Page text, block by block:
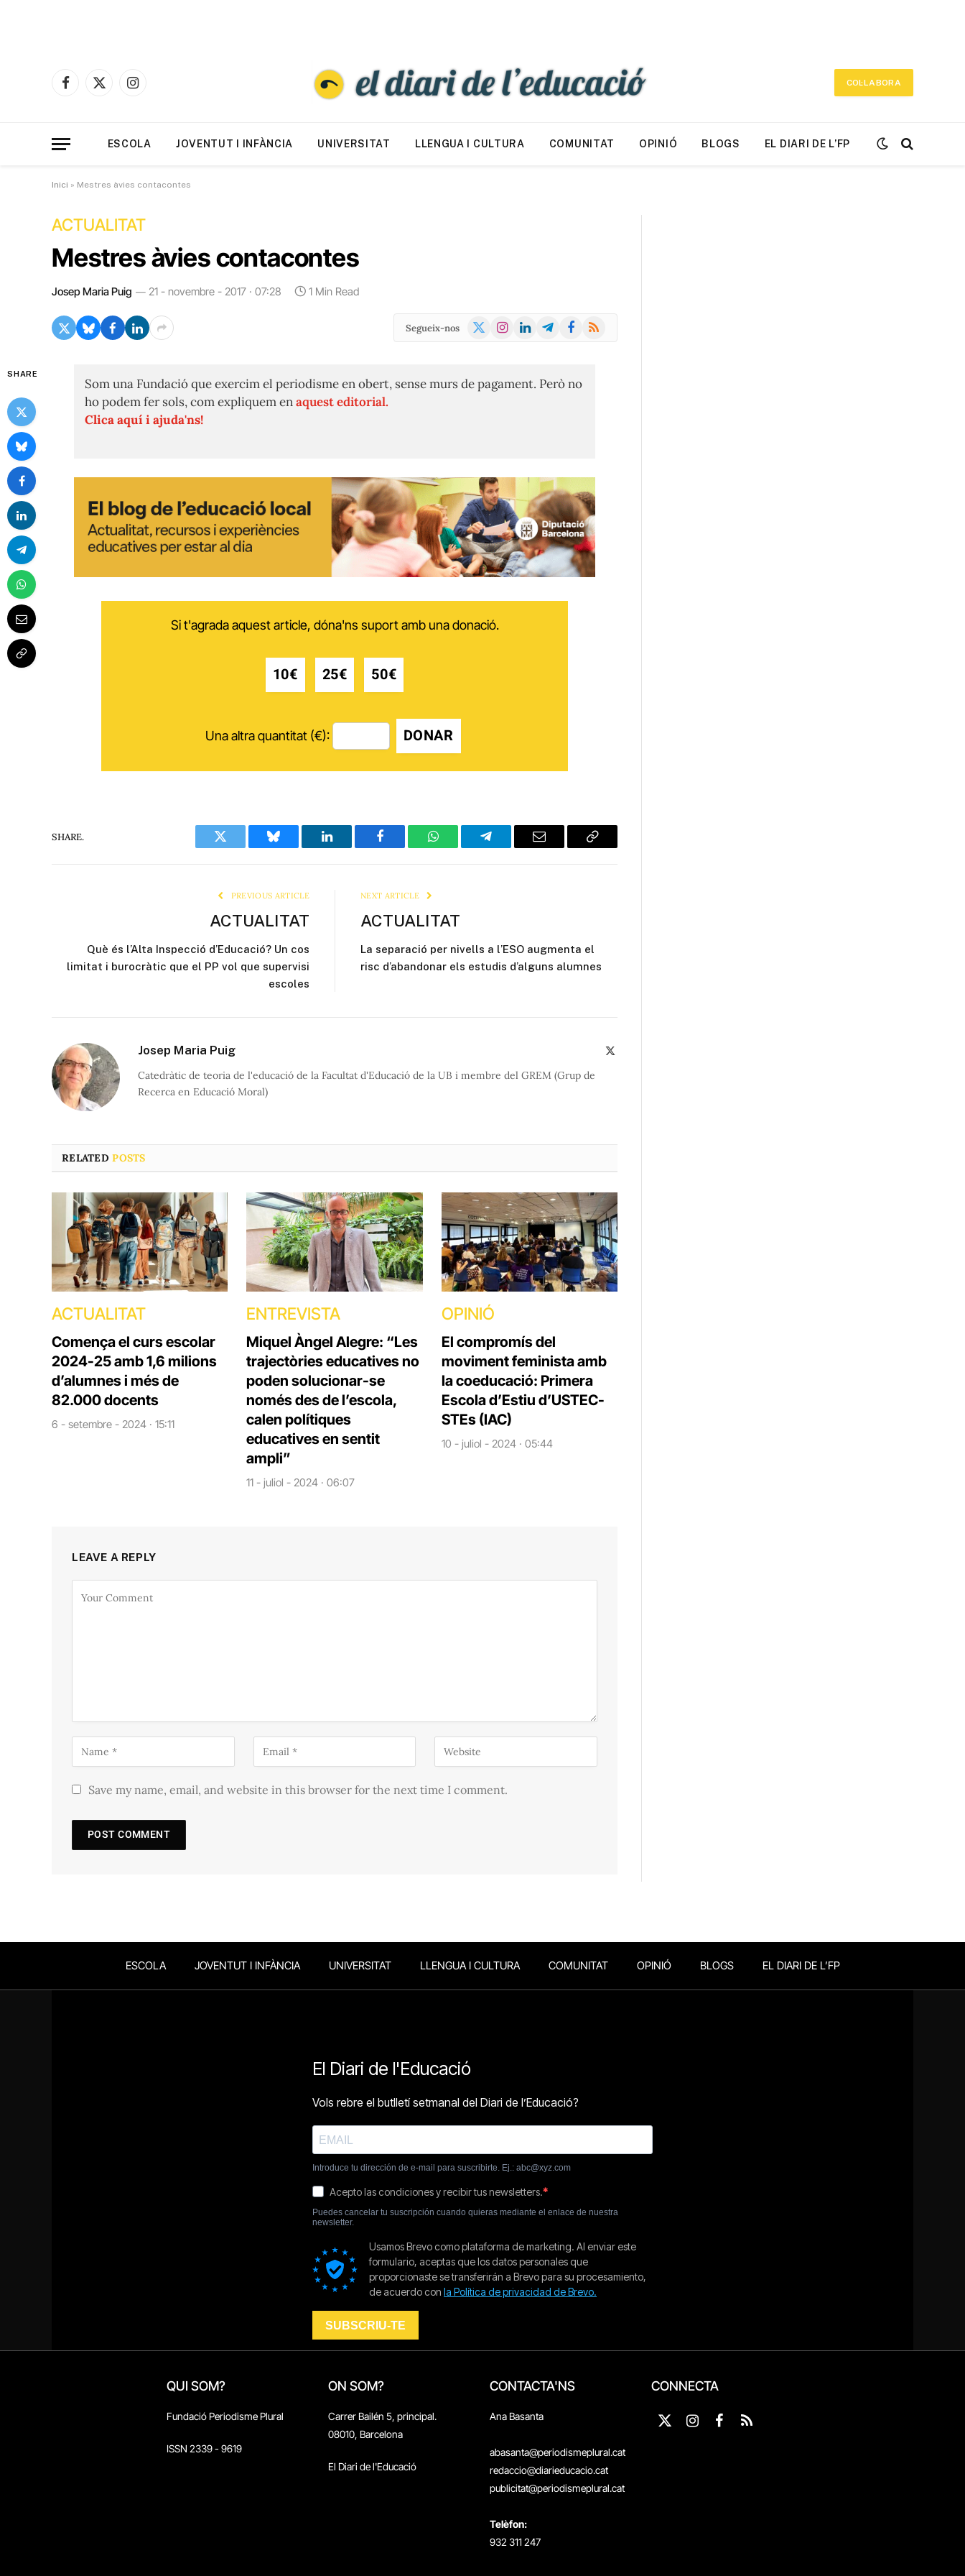
Facebook
X
Instagram
COL·LABORA
ESCOLA JOVENTUT I INFÀNCIA UNIVERSITAT LLENGUA I CULTURA COMUNITAT OPINIÓ BLOGS EL DIARI DE L’FP
Inici » Mestres àvies contacontes
ACTUALITAT
Mestres àvies contacontes
Josep Maria Puig 21 - novembre - 2017 · 07:28 1 Min Read
Segueix-nos
X
Instagram
LinkedInTelegramFacebook
RSS
SHARE
Som una Fundació que exercim el periodisme en obert, sense murs de pagament. Però no
ho podem fer sols, com expliquem enaquest editorial.
Clica aquí i ajuda'ns!
Si t'agrada aquest article, dóna'ns suport amb una donació.
10€ 25€ 50€
Una altra quantitat (€): DONAR
SHARE.
Twitter Bluesky LinkedIn Facebook WhatsAppTelegram Email
Copy
PREVIOUS ARTICLE
ACTUALITAT
Què és l’Alta Inspecció d’Educació? Un cos
limitat i burocràtic que el PP vol que supervisi
escoles
NEXT ARTICLE
ACTUALITAT
La separació per nivells a l’ESO augmenta el
risc d’abandonar els estudis d’alguns alumnes
Josep Maria Puig
Catedràtic de teoria de l'educació de la Facultat d'Educació de la UB i membre del GREM (Grup de
Recerca en Educació Moral)
RELATEDPOSTS
ACTUALITAT
Comença el curs escolar
2024-25 amb 1,6 milions
d’alumnes i més de
82.000 docents
6 - setembre - 2024 · 15:11
ENTREVISTA
Miquel Àngel Alegre: “Les
trajectòries educatives no
poden solucionar-se
només des de l’escola,
calen polítiques
educatives en sentit
ampli”
11 - juliol - 2024 · 06:07
OPINIÓ
El compromís del
moviment feminista amb
la coeducació: Primera
Escola d’Estiu d’USTEC-
STEs (IAC)
10 - juliol - 2024 · 05:44
LEAVE A REPLY
Save my name, email, and website in this browser for the next time I comment.
ESCOLA JOVENTUT I INFÀNCIA UNIVERSITAT LLENGUA I CULTURA COMUNITAT OPINIÓ BLOGS EL DIARI DE L’FP
QUI SOM?
Fundació Periodisme Plural
ISSN 2339 - 9619
ON SOM?
Carrer Bailén 5, principal.
08010, Barcelona
El Diari de l'Educació
CONTACTA'NS
Ana Basanta
abasanta@periodismeplural.cat
redaccio@diarieducacio.cat
publicitat@periodismeplural.cat
Telèfon:
932 311 247
CONNECTA
X
Instagram
Facebook
RSS